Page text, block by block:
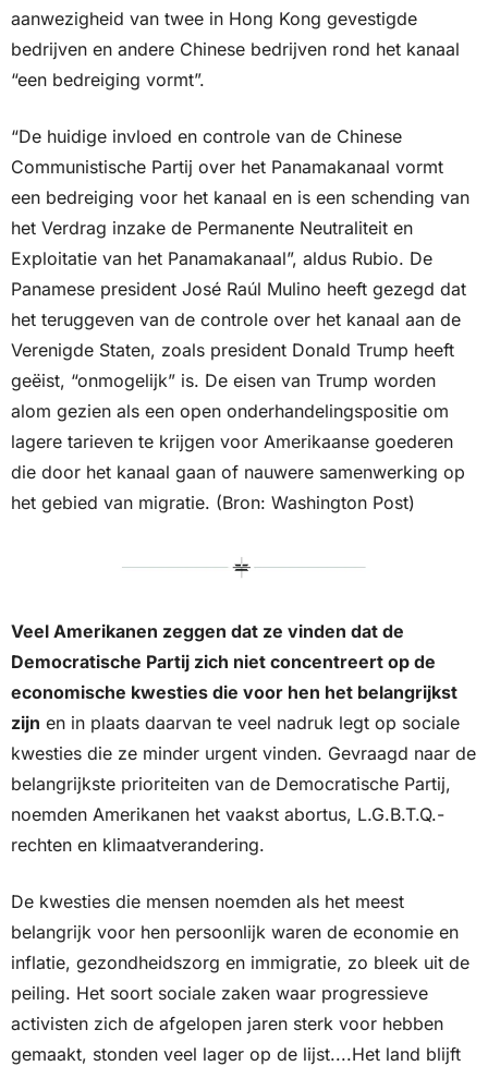
aanwezigheid van twee in Hong Kong gevestigde
bedrijven en andere Chinese bedrijven rond het kanaal
“een bedreiging vormt”.
“De huidige invloed en controle van de Chinese
Communistische Partij over het Panamakanaal vormt
een bedreiging voor het kanaal en is een schending van
het Verdrag inzake de Permanente Neutraliteit en
Exploitatie van het Panamakanaal”, aldus Rubio. De
Panamese president José Raúl Mulino heeft gezegd dat
het teruggeven van de controle over het kanaal aan de
Verenigde Staten, zoals president Donald Trump heeft
geëist, “onmogelijk” is. De eisen van Trump worden
alom gezien als een open onderhandelingspositie om
lagere tarieven te krijgen voor Amerikaanse goederen
die door het kanaal gaan of nauwere samenwerking op
het gebied van migratie. (Bron: Washington Post)
Veel Amerikanen zeggen dat ze vinden dat de
Democratische Partij zich niet concentreert op de
economische kwesties die voor hen het belangrijkst
zijn en in plaats daarvan te veel nadruk legt op sociale
kwesties die ze minder urgent vinden. Gevraagd naar de
belangrijkste prioriteiten van de Democratische Partij,
noemden Amerikanen het vaakst abortus, L.G.B.T.Q.-
rechten en klimaatverandering.
De kwesties die mensen noemden als het meest
belangrijk voor hen persoonlijk waren de economie en
inflatie, gezondheidszorg en immigratie, zo bleek uit de
peiling. Het soort sociale zaken waar progressieve
activisten zich de afgelopen jaren sterk voor hebben
gemaakt, stonden veel lager op de lijst....Het land blijft